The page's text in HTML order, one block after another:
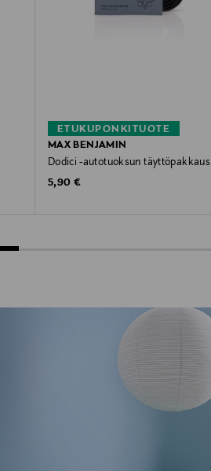
ETUKUPONKITUOTE
MAX BENJAMIN
Dodici -autotuoksun täyttöpakkaus
Original Price
5,90 €